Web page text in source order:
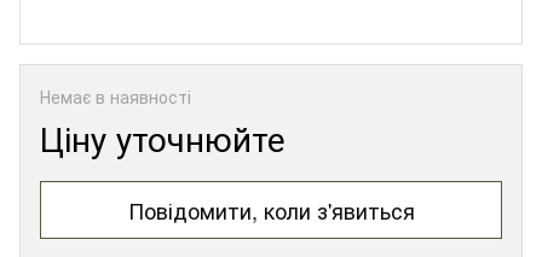
Немає в наявності
Ціну уточнюйте
Повідомити, коли з'явиться